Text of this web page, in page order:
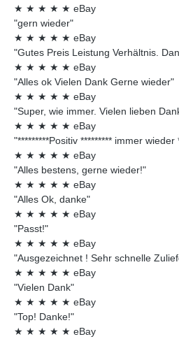
★ ★ ★ ★ ★ eBay
"gern wieder"
★ ★ ★ ★ ★ eBay
"Gutes Preis Leistung Verhältnis.
★ ★ ★ ★ ★ eBay
"Alles ok Vielen Dank Gerne wieder"
★ ★ ★ ★ ★ eBay
"Super, wie immer. Vielen lieben
★ ★ ★ ★ ★ eBay
"*********Positiv ********* immer wieder
★ ★ ★ ★ ★ eBay
"Alles bestens, gerne wieder!"
★ ★ ★ ★ ★ eBay
"Alles Ok, danke"
★ ★ ★ ★ ★ eBay
"Passt!"
★ ★ ★ ★ ★ eBay
"Ausgezeichnet ! Sehr schnelle
★ ★ ★ ★ ★ eBay
"Vielen Dank"
★ ★ ★ ★ ★ eBay
"Top! Danke!"
★ ★ ★ ★ ★ eBay